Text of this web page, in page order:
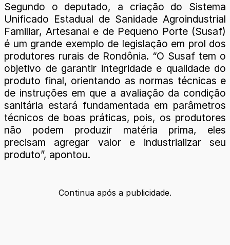
Segundo o deputado, a criação do Sistema
Unificado Estadual de Sanidade Agroindustrial
Familiar, Artesanal e de Pequeno Porte (Susaf)
é um grande exemplo de legislação em prol dos
produtores rurais de Rondônia. “O Susaf tem o
objetivo de garantir integridade e qualidade do
produto final, orientando as normas técnicas e
de instruções em que a avaliação da condição
sanitária estará fundamentada em parâmetros
técnicos de boas práticas, pois, os produtores
não podem produzir matéria prima, eles
precisam agregar valor e industrializar seu
produto”, apontou.
Continua após a publicidade.